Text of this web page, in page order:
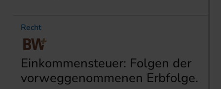
Recht
Einkommensteuer: Folgen der
vorweggenommenen Erbfolge.